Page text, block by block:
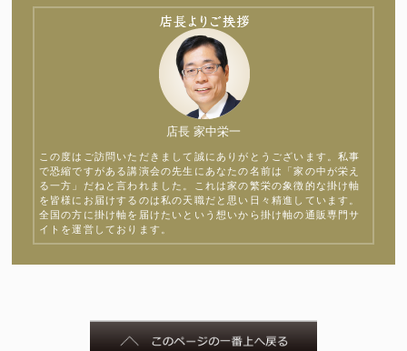
店長 家中栄一
この度はご訪問いただきまして誠にありがとうございます。私事
で恐縮ですがある講演会の先生にあなたの名前は「家の中が栄え
る一方」だねと言われました。これは家の繁栄の象徴的な掛け軸
を皆様にお届けするのは私の天職だと思い日々精進しています。
全国の方に掛け軸を届けたいという想いから掛け軸の通販専門サ
イトを運営しております。